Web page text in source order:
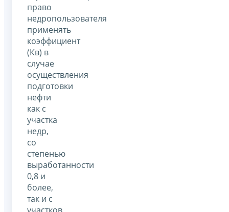
право
недропользователя
применять
коэффициент
(Кв) в
случае
осуществления
подготовки
нефти
как с
участка
недр,
со
степенью
выработанности
0,8 и
более,
так и с